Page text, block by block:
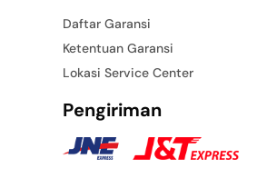
Daftar Garansi
Ketentuan Garansi
Lokasi Service Center
Pengiriman